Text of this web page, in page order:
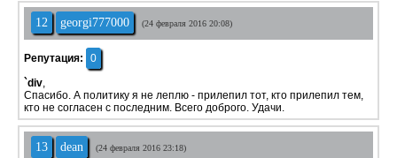
12 georgi777000 (24 февраля 2016 20:08)
Репутация:
0
`div,
Спасибо. А политику я не леплю - прилепил тот, кто прилепил тем,
кто не согласен с последним. Всего доброго. Удачи.
13 dean (24 февраля 2016 23:18)